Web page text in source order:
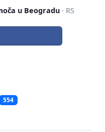
u Beogradu· RS
554